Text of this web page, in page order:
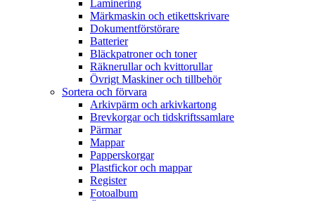
Laminering
Märkmaskin och etikettskrivare
Dokumentförstörare
Batterier
Bläckpatroner och toner
Räknerullar och kvittorullar
Övrigt Maskiner och tillbehör
Sortera och förvara
Arkivpärm och arkivkartong
Brevkorgar och tidskriftssamlare
Pärmar
Mappar
Papperskorgar
Plastfickor och mappar
Register
Fotoalbum